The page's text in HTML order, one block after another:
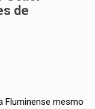
de